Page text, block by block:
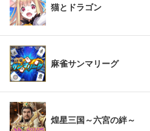
猫とドラゴン
麻雀サンマリーグ
煌星三国～六宮の絆～